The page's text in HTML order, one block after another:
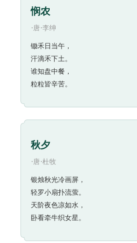
悯农
·唐·李绅
锄禾日当午，
汗滴禾下土。
谁知盘中餐，
粒粒皆辛苦。
秋夕
·唐·杜牧
银烛秋光冷画屏，
轻罗小扇扑流萤。
天阶夜色凉如水，
卧看牵牛织女星。